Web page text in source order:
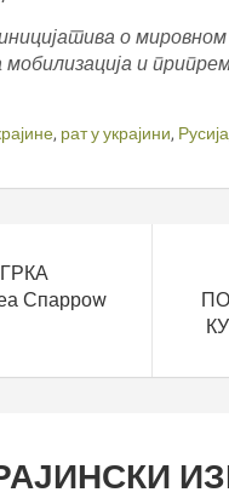
о
и
, рат у украјини, Русија
Спарроw